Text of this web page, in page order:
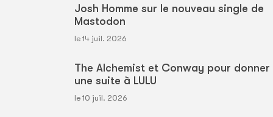
Josh Homme sur le nouveau single de
Mastodon
le 14 juil. 2026
The Alchemist et Conway pour donner
une suite à LULU
le 10 juil. 2026